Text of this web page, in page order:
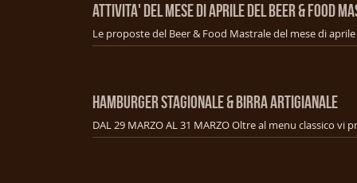
ATTIVITA' DEL MESE DI APRILE DEL BEER & FOOD
HAMBURGER STAGIONALE & BIRRA ARTIGIANALE